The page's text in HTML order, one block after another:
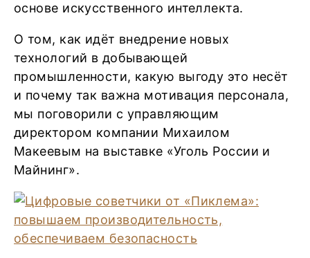
основе искусственного интеллекта.
О том, как идёт внедрение новых
технологий в добывающей
промышленности, какую выгоду это несёт
и почему так важна мотивация персонала,
мы поговорили с управляющим
директором компании Михаилом
Макеевым на выставке «Уголь России и
Майнинг».